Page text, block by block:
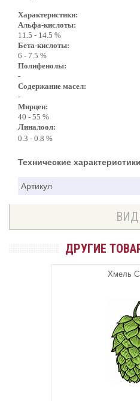
Характеристики:
Альфа-кислоты:
11.5 - 14.5 %
Бета-кислоты:
6 - 7.5 %
Полифенолы:
-
Содержание масел:
-
Мирцен:
40 - 55 %
Линалоол:
0.3 - 0.8 %
Технические
Артикул
ДРУГИЕ
Хмель